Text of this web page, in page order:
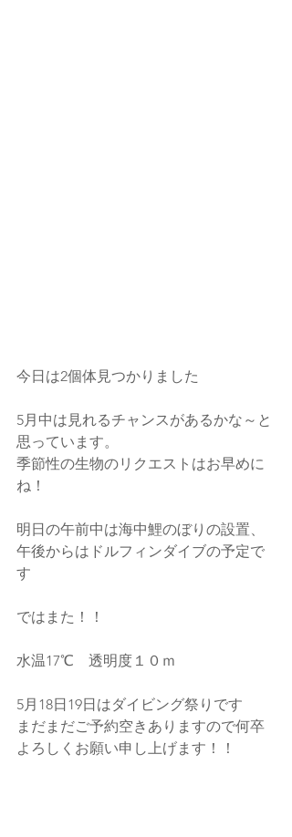
今日は2個体見つかりました
5月中は見れるチャンスがあるかな～と
思っています。
季節性の生物のリクエストはお早めに
ね！
明日の午前中は海中鯉のぼりの設置、
午後からはドルフィンダイブの予定で
す
ではまた！！
水温17℃　透明度１０ｍ
5月18日19日はダイビング祭りです
まだまだご予約空きありますので何卒
よろしくお願い申し上げます！！